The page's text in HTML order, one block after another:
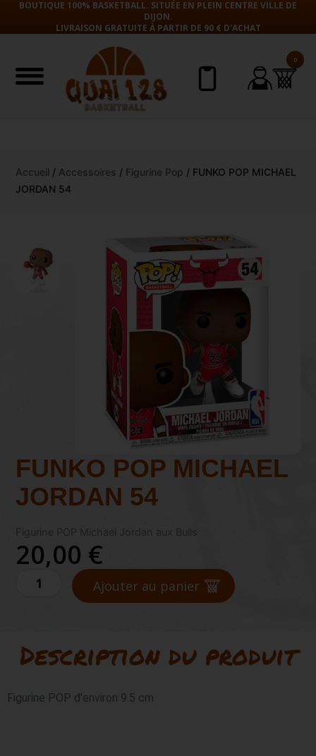
contenu
BOUTIQUE 100% BASKETBALL. SITUÉE EN PLEIN CENTRE VILLE DE
DIJON.
LIVRAISON GRATUITE À PARTIR DE 90 € D'ACHAT
0
Accueil / Accessoires / Figurine Pop / FUNKO POP MICHAEL
JORDAN 54
FUNKO POP MICHAEL
JORDAN 54
Figurine POP Michael Jordan aux Bulls
20,00 €
JORDAN
54
Ajouter au panier
Description du produit
Figurine POP d'environ 9.5 cm